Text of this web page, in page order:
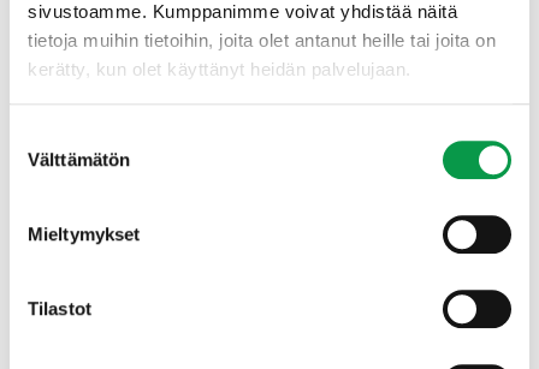
sivustoamme. Kumppanimme voivat yhdistää näitä
tietoja muihin tietoihin, joita olet antanut heille tai joita on
kerätty, kun olet käyttänyt heidän palvelujaan.
valinta
Välttämätön
Mieltymykset
Tilastot
Vuonna 1933 perustettuMetsälehti
on
julkaisupolitiikkaa ohjaavat journalistiset
lehden päätoimittaja. Metsälehti tavoitti vuonna
(Kansallinen Mediatutkimus 2024)